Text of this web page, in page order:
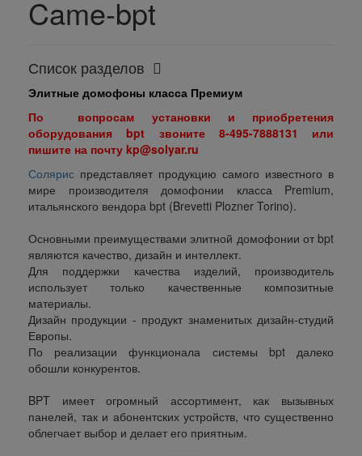
Came-bpt
Список разделов
Элитные домофоны класса Премиум
По вопросам установки и приобретения
оборудования bpt звоните 8-495-7888131 или
пишите на почту kp@solyar.ru
Солярис представляет продукцию самого известного в
мире производителя домофонии класса Premium,
итальянского вендора bpt (Brevetti Plozner Torino).
Основными преимуществами элитной домофонии от bpt
являются качество, дизайн и интеллект.
Для поддержки качества изделий, производитель
использует только качественные композитные
материалы.
Дизайн продукции - продукт знаменитых дизайн-студий
Европы.
По реализации функционала системы bpt далеко
обошли конкурентов.
BPT имеет огромный ассортимент, как вызывных
панелей, так и абонентских устройств, что существенно
облегчает выбор и делает его приятным.